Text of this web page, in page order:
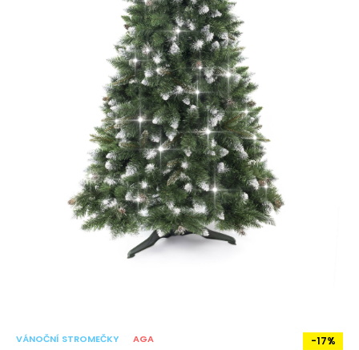
VÁNOČNÍ STROMEČKY AGA -17%